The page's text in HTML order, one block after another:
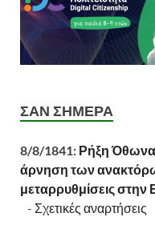
ΣΑΝ ΣΉΜΕΡΑ
8/8/1841: Ρήξη Όθωνα
άρνηση των
μεταρρυθμίσεις στην
- Σχετικές αναρτήσεις